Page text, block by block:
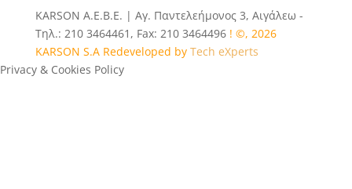
ΚΑRSOΝ Α.E.B.E. | Αγ. Παντελεήμονος 3, Αιγάλεω -
Τηλ.: 210 3464461, Fax: 210 3464496! ©, 2026
KARSON S.A Redeveloped by Tech eXperts
Privacy & Cookies Policy